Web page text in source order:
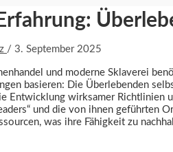
/ 3. September 2025
und moderne Sklaverei
basieren: Die Überlebenden
Entwicklung wirksamer Richtlinien
und die von ihnen geführten
was ihre Fähigkeit zu